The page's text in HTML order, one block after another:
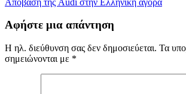
άρθρων
Αφήστε μια απάντηση
Η ηλ. διεύθυνση σας δεν δημοσιεύεται. Τα
σημειώνονται με *